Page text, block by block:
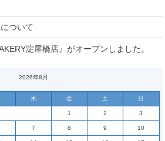
ついて
淀屋橋店』がオープンしました。
2026年8月
木 金 土 日
1 2 3
7 8 9 10